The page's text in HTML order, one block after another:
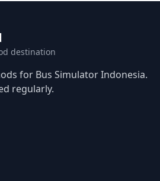
destination
for Bus Simulator Indonesia.
regularly.